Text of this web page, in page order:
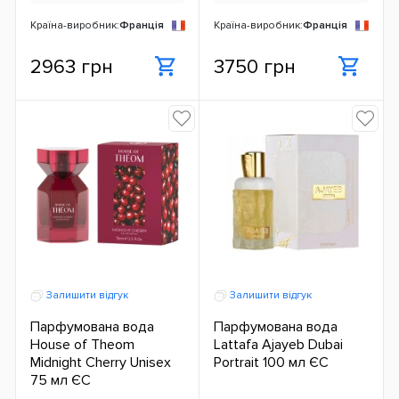
Країна-виробник:Франція
2963 грн
Країна-виробник:Франція
3750 грн
Залишити відгук
Парфумована вода
House of Theom
Midnight Cherry Unisex
75 мл ЄС
Залишити відгук
Парфумована вода
Lattafa Ajayeb Dubai
Portrait 100 мл ЄС